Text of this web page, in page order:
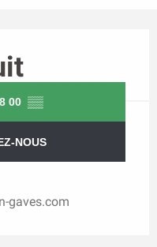
00 ▒▒
NOUS
gaves.com